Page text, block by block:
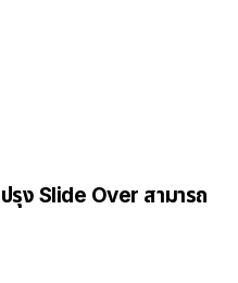
ง Slide Over สามารถ